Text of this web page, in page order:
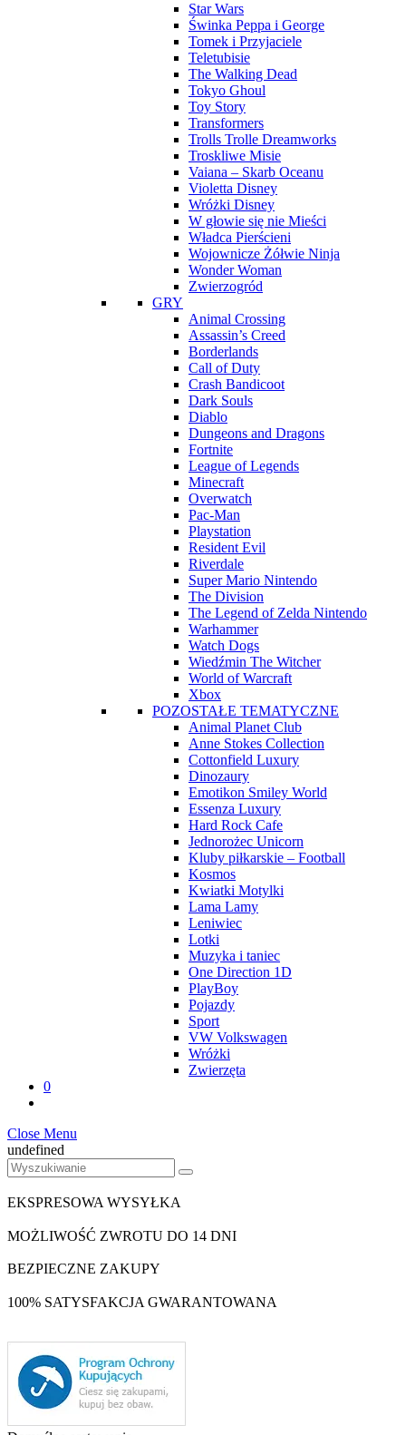
Star Wars
Świnka Peppa i George
Tomek i Przyjaciele
Teletubisie
The Walking Dead
Tokyo Ghoul
Toy Story
Transformers
Trolls Trolle Dreamworks
Troskliwe Misie
Vaiana – Skarb Oceanu
Violetta Disney
Wróżki Disney
W głowie się nie Mieści
Władca Pierścieni
Wojownicze Żółwie Ninja
Wonder Woman
Zwierzogród
GRY
Animal Crossing
Assassin’s Creed
Borderlands
Call of Duty
Crash Bandicoot
Dark Souls
Diablo
Dungeons and Dragons
Fortnite
League of Legends
Minecraft
Overwatch
Pac-Man
Playstation
Resident Evil
Riverdale
Super Mario Nintendo
The Division
The Legend of Zelda Nintendo
Warhammer
Watch Dogs
Wiedźmin The Witcher
World of Warcraft
Xbox
POZOSTAŁE TEMATYCZNE
Animal Planet Club
Anne Stokes Collection
Cottonfield Luxury
Dinozaury
Emotikon Smiley World
Essenza Luxury
Hard Rock Cafe
Jednorożec Unicorn
Kluby piłkarskie – Football
Kosmos
Kwiatki Motylki
Lama Lamy
Leniwiec
Lotki
Muzyka i taniec
One Direction 1D
PlayBoy
Pojazdy
Sport
VW Volkswagen
Wróżki
Zwierzęta
0
Close Menu
undefined
EKSPRESOWA WYSYŁKA
MOŻLIWOŚĆ ZWROTU DO 14 DNI
BEZPIECZNE ZAKUPY
100% SATYSFAKCJA GWARANTOWANA